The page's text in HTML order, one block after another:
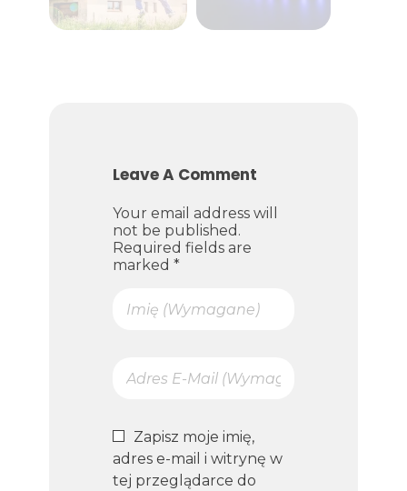
Leave A Comment
Your email address will
not be published.
Required fields are
marked *
Zapisz moje imię,
adres e-mail i witrynę w
tej przeglądarce do